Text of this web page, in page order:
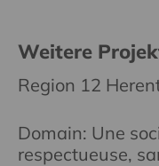
Weitere
Region 12
Domain: Une
respectueuse,